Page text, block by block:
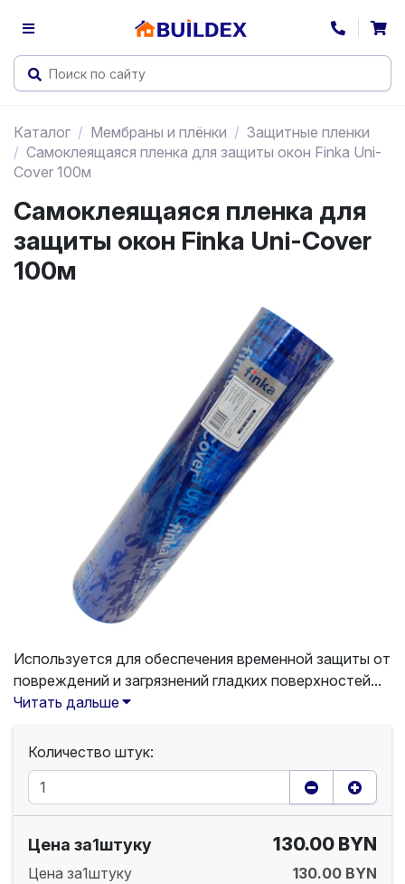
Каталог Мембраны и плёнки
Защитные пленки
Самоклеящаяся пленка для защиты окон Finka Uni-
Cover 100м
Самоклеящаяся пленка для
защиты окон Finka Uni-Cover
100м
Используется для обеспечения временной защиты от
повреждений и загрязнений гладких поверхностей...
Читать дальше
Количество штук:
Цена за1штуку 130.00 BYN
Цена за1штуку 130.00 BYN